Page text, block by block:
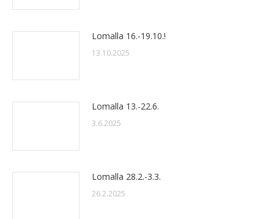
Lomalla 16.-19.10.!
13.10.2025
Lomalla 13.-22.6.
3.6.2025
Lomalla 28.2.-3.3.
26.2.2025